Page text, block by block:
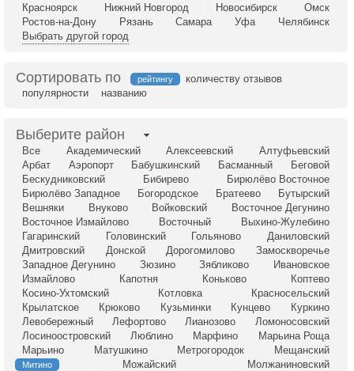
Красноярск
Нижний Новгород Новосибирск
Омск
Ростов-на-Дону
Рязань Самара Уфа
Челябинск
Выбрать другой город
Сортировать по рейтингу
количеству отзывов
популярности
названию
Выберите район
Все Академический Алексеевский
Алтуфьевский
Арбат
Аэропорт Бабушкинский Басманный
Беговой
Бескудниковский
Бибирево
Бирюлёво Восточное
Бирюлёво Западное
Богородское Братеево
Бутырский
Вешняки
Внуково Войковский
Восточное Дегунино
Восточное Измайлово
Восточный
Выхино-Жулебино
Гагаринский
Головинский Гольяново
Даниловский
Дмитровский
Донской Дорогомилово
Замоскворечье
Западное Дегунино
Зюзино Зябликово
Ивановское
Измайлово
Капотня Коньково
Коптево
Косино-Ухтомский
Котловка
Красносельский
Крылатское
Крюково Кузьминки Кунцево
Куркино
Левобережный
Лефортово Лианозово
Ломоносовский
Лосиноостровский
Люблино Марфино
Марьина Роща
Марьино
Матушкино Метрогородок Мещанский
Митино Можайский
Молжаниновский